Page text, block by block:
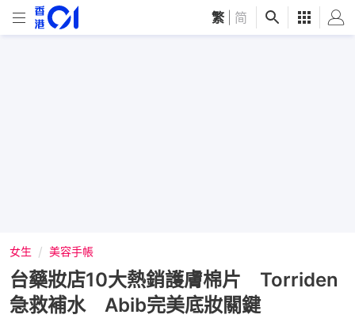
繁 简
女生 美容手帳
台藥妝店10大熱銷護膚棉片 Torriden
急救補水 Abib完美底妝關鍵